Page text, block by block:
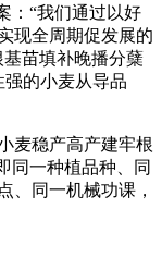
：“我们通过以好
现全周期促发展的
苗填补晚播分蘖
强的小麦从导品
稳产高产建牢根
同一种植品种、同
、同一机械功课，